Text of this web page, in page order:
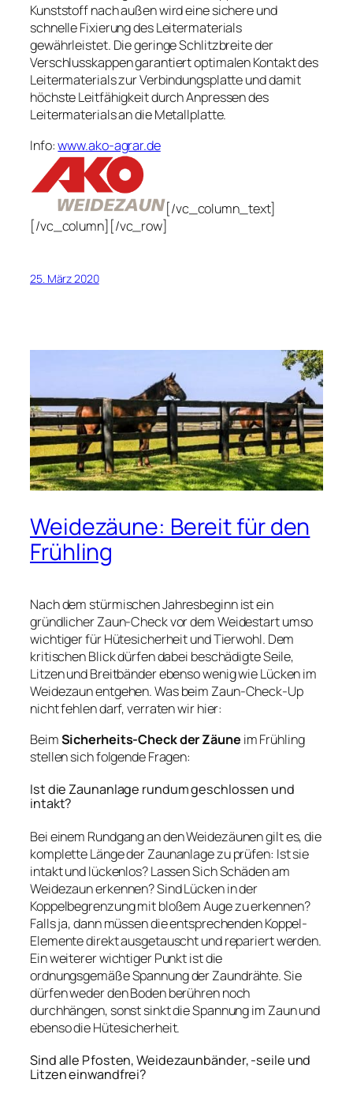
Kunststoff nach außen wird eine sichere und
schnelle Fixierung des Leitermaterials
gewährleistet. Die geringe Schlitzbreite der
Verschlusskappen garantiert optimalen Kontakt des
Leitermaterials zur Verbindungsplatte und damit
höchste Leitfähigkeit durch Anpressen des
Leitermaterials an die Metallplatte.
Info:www.ako-agrar.de
[/vc_column_text]
[/vc_column][/vc_row]
25. März 2020
Weidezäune: Bereit für den
Frühling
Nach dem stürmischen Jahresbeginn ist ein
gründlicher Zaun-Check vor dem Weidestart umso
wichtiger für Hütesicherheit und Tierwohl. Dem
kritischen Blick dürfen dabei beschädigte Seile,
Litzen und Breitbänder ebenso wenig wie Lücken im
Weidezaun entgehen. Was beim Zaun-Check-Up
nicht fehlen darf, verraten wir hier:
BeimSicherheits-Check der Zäune im Frühling
stellen sich folgende Fragen:
Ist die Zaunanlage rundum geschlossen und
intakt?
Bei einem Rundgang an den Weidezäunen gilt es, die
komplette Länge der Zaunanlage zu prüfen: Ist sie
intakt und lückenlos? Lassen Sich Schäden am
Weidezaun erkennen? Sind Lücken in der
Koppelbegrenzung mit bloßem Auge zu erkennen?
Falls ja, dann müssen die entsprechenden Koppel-
Elemente direkt ausgetauscht und repariert werden.
Ein weiterer wichtiger Punkt ist die
ordnungsgemäße Spannung der Zaundrähte. Sie
dürfen weder den Boden berühren noch
durchhängen, sonst sinkt die Spannung im Zaun und
ebenso die Hütesicherheit.
Sind alle Pfosten, Weidezaunbänder, -seile und
Litzen einwandfrei?